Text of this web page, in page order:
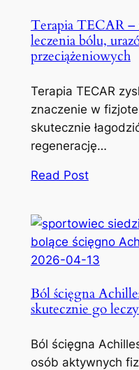
Terapia TECAR –
leczenia bólu,
przeciążeniowych
Terapia TECAR
znaczenie w
skutecznie
regenerację…
Read Post
2026-04-13
Ból ścięgna
skutecznie go
Ból ścięgna
osób aktywnych